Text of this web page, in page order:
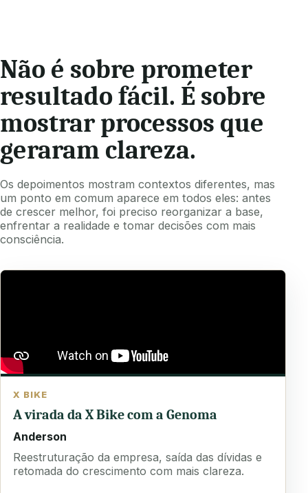
Não é sobre prometer
resultado fácil. É sobre
mostrar processos que
geraram clareza.
Os depoimentos mostram contextos diferentes, mas
um ponto em comum aparece em todos eles: antes
de crescer melhor, foi preciso reorganizar a base,
enfrentar a realidade e tomar decisões com mais
consciência.
X BIKE
A virada da X Bike com a Genoma
Anderson
Reestruturação da empresa, saída das dívidas e
retomada do crescimento com mais clareza.